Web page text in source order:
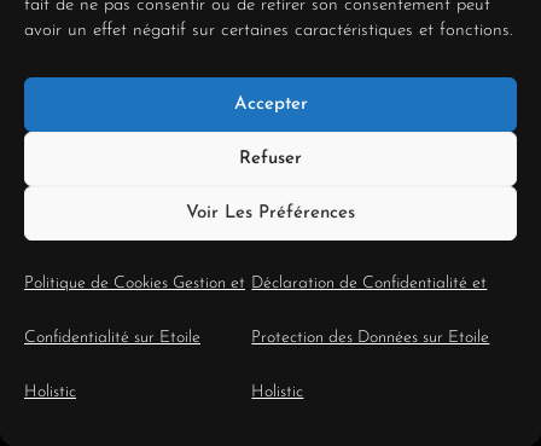
fait de ne pas consentir ou de retirer son consentement peut
avoir un effet négatif sur certaines caractéristiques et fonctions.
Accepter
Refuser
Voir Les Préférences
Politique de Cookies Gestion et
Confidentialité sur Etoile
Holistic
Déclaration de Confidentialité et
Protection des Données sur Etoile
Holistic
le management, les
raisons du départ de
votre prédécesseur. Il
conscient(e) du
compromis que vous
faites.